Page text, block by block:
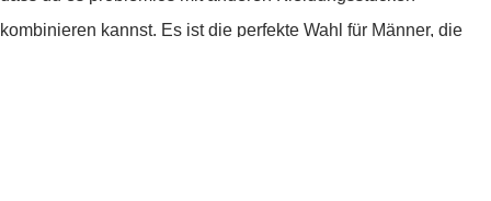
kombinieren kannst. Es ist die perfekte Wahl für Männer, die